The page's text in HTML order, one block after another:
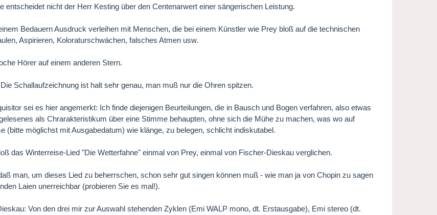
entscheidet nicht der Herr Kesting über den Centenarwert einer sängerischen Leistung.
Bedauern Ausdruck verleihen mit Menschen, die bei einem Künstler wie Prey bloß auf die technischen
Aspirieren, Koloraturschwächen, falsches Atmen usw.
Hörer auf einem anderen Stern.
Schallaufzeichnung ist halt sehr genau, man muß nur die Ohren spitzen.
sei es hier angemerkt: Ich finde diejenigen Beurteilungen, die in Bausch und Bogen verfahren, also etwas
als Chrarakteristikum über eine Stimme behaupten, ohne sich die Mühe zu machen, was wo auf
(bitte möglichst mit Ausgabedatum) wie klänge, zu belegen, schlicht indiskutabel.
das Winterreise-Lied "Die Wetterfahne" einmal von Prey, einmal von Fischer-Dieskau verglichen.
man, um dieses Lied zu beherrschen, schon sehr gut singen können muß - wie man ja von Chopin zu sagen
Laien unerreichbar (probieren Sie es mal!).
Von den drei mir zur Auswahl stehenden Zyklen (Emi WALP mono, dt. Erstausgabe), Emi stereo (dt.